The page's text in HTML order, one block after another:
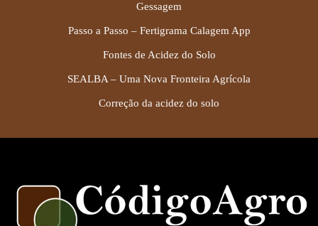
Gessagem
Passo a Passo – Fertigrama Calagem App
Fontes de Acidez do Solo
SEALBA – Uma Nova Fronteira Agrícola
Correção da acidez do solo